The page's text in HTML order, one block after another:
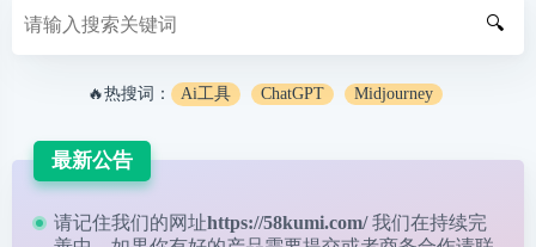
🔍
🔥热搜词： Ai工具 ChatGPT Midjourney
最新公告
请记住我们的网址https://58kumi.com/ 我们在持续完